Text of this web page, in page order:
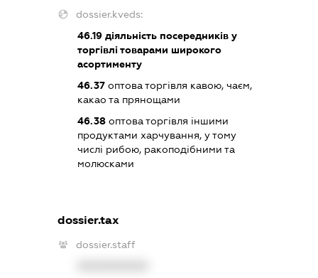
dossier.kveds:
46.19діяльність посередників у
торгівлі товарами широкого
асортименту
46.37оптова торгівля кавою, чаєм,
какао та прянощами
46.38оптова торгівля іншими
продуктами харчування, у тому
числі рибою, ракоподібними та
молюсками
dossier.tax
dossier.staff